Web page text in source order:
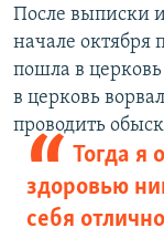
После выписки
начале октября
пошла в церковь
в церковь
проводить
Тогда я
здоровью
себя